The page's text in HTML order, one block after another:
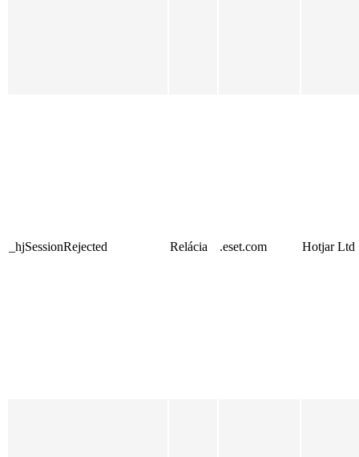
_hjSessionRejected Relácia .eset.com Hotjar Ltd